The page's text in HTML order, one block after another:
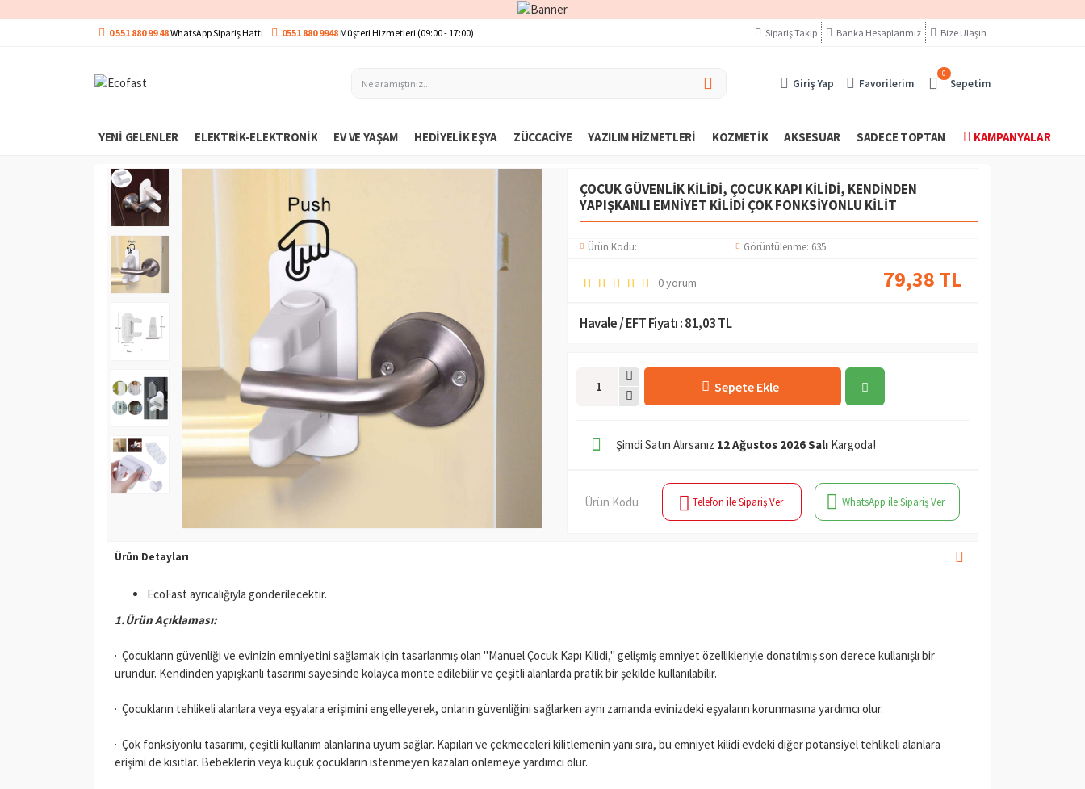
0 551 880 99 48WhatsApp Sipariş Hattı 0551 880 9948Müşteri Hizmetleri (09:00 - 17:00) Sipariş Takip Banka Hesaplarımız Bize Ulaşın
Giriş Yap Favorilerim
0
Sepetim
YENI GELENLER ELEKTRIK-ELEKTRONIK EV VE YAŞAM HEDIYELIK EŞYA ZÜCCACIYE YAZILIM HIZMETLERI KOZMETIK AKSESUAR SADECE TOPTAN KAMPANYALAR
ÇOCUK GÜVENLIK KILIDI, ÇOCUK KAPI KILIDI, KENDINDEN
YAPIŞKANLI EMNIYET KILIDI ÇOK FONKSIYONLU KILIT
Ürün Kodu: Görüntülenme: 635
0 yorum 79,38 TL
Havale / EFT Fiyatı :81,03 TL
Sepete Ekle
Şimdi Satın Alırsanız 12 Ağustos 2026 Salı Kargoda!
Ürün Kodu Telefon ile Sipariş Ver WhatsApp ile Sipariş Ver
Ürün Detayları
EcoFast ayrıcalığıyla gönderilecektir.
1.Ürün Açıklaması:
· Çocukların güvenliği ve evinizin emniyetini sağlamak için tasarlanmış olan "Manuel Çocuk Kapı Kilidi," gelişmiş emniyet özellikleriyle donatılmış son derece kullanışlı bir
üründür. Kendinden yapışkanlı tasarımı sayesinde kolayca monte edilebilir ve çeşitli alanlarda pratik bir şekilde kullanılabilir.
· Çocukların tehlikeli alanlara veya eşyalara erişimini engelleyerek, onların güvenliğini sağlarken aynı zamanda evinizdeki eşyaların korunmasına yardımcı olur.
· Çok fonksiyonlu tasarımı, çeşitli kullanım alanlarına uyum sağlar. Kapıları ve çekmeceleri kilitlemenin yanı sıra, bu emniyet kilidi evdeki diğer potansiyel tehlikeli alanlara
erişimi de kısıtlar. Bebeklerin veya küçük çocukların istenmeyen kazaları önlemeye yardımcı olur.